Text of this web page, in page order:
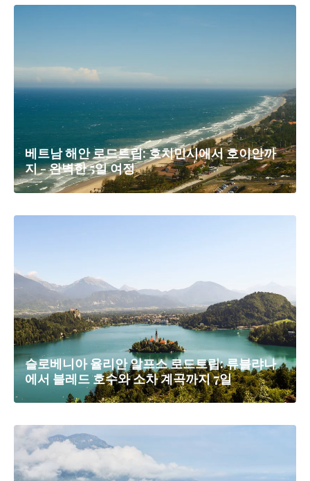
베트남 해안 로드트립: 호치민시에서 호이안까
지 - 완벽한 5일 여정
슬로베니아 율리안 알프스 로드트립: 류블랴나
에서 블레드 호수와 소차 계곡까지 7일